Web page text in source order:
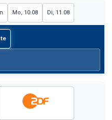
Mo, 10.08 Di, 11.08